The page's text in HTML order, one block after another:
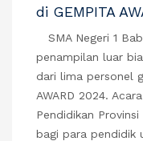
di GEMPITA
SMA Negeri 1
penampilan luar
dari lima personel
AWARD 2024.
Pendidikan
bagi para pendidik